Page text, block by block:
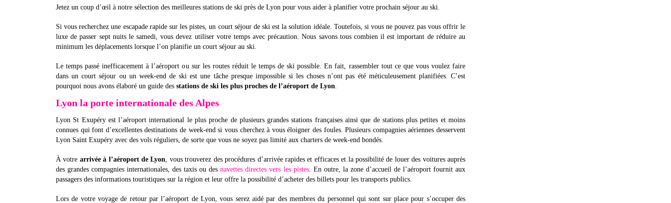
Jetez un coup d’œil à notre sélection des meilleures stations de ski près de Lyon pour vous aider à planifier votre prochain séjour au ski.
Si vous recherchez une escapade rapide sur les pistes, un court séjour de ski est la solution idéale. Toutefois, si vous ne pouvez pas vous offrir le
luxe de passer sept nuits le samedi, vous devez utiliser votre temps avec précaution. Nous savons tous combien il est important de réduire au
minimum les déplacements lorsque l’on planifie un court séjour au ski.
Le temps passé inefficacement à l’aéroport ou sur les routes réduit le temps de ski possible. En fait, rassembler tout ce que vous voulez faire
dans un court séjour ou un week-end de ski est une tâche presque impossible si les choses n’ont pas été méticuleusement planifiées. C’est
pourquoi nous avons élaboré un guide des stations de ski les plus proches de l’aéroport de Lyon
Lyon la porte internationale des Alpes
Lyon St Exupéry est l’aéroport international le plus proche de plusieurs grandes stations françaises ainsi que de stations plus petites et moins
connues qui font d’excellentes destinations de week-end si vous cherchez à vous éloigner des foules. Plusieurs compagnies aériennes desservent
Lyon Saint Exupéry avec des vols réguliers, de sorte que vous ne soyez pas limité aux charters de week-end bondés.
À votre arrivée à l’aéroport de Lyon , vous trouverez des procédures d’arrivée rapides et efficaces et la possibilité de louer des voitures auprès
des grandes compagnies internationales, des taxis ou desnavettes directes vers les pistes. En outre, la zone d’accueil de l’aéroport fournit aux
passagers des informations touristiques sur la région et leur offre la possibilité d’acheter des billets pour les transports publics.
Lors de votre voyage de retour par l’aéroport de Lyon, vous serez aidé par des membres du personnel qui sont sur place pour s’occuper des